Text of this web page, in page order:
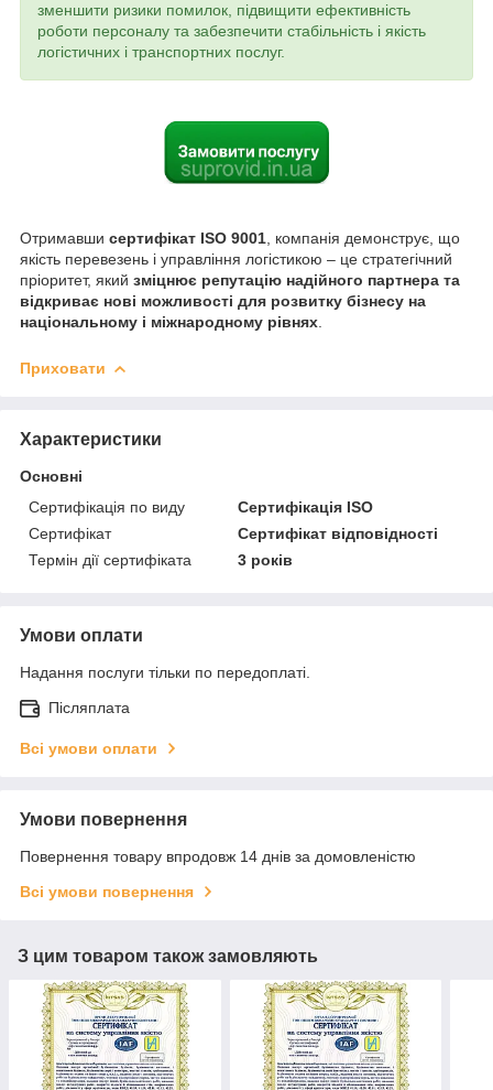
зменшити ризики помилок, підвищити ефективність
роботи персоналу та забезпечити стабільність і якість
логістичних і транспортних послуг.
Отримавши сертифікат ISO 9001 , компанія демонструє, що
якість перевезень і управління логістикою – це стратегічний
пріоритет, який зміцнює репутацію надійного партнера та
відкриває нові можливості для розвитку бізнесу на
національному і міжнародному рівнях
Приховати
Характеристики
Основні
Сертифікація по виду
Сертифікація ISO
Сертифікат
Сертифікат відповідності
Термін дії сертифіката
3 років
Умови оплати
Надання послуги тільки по передоплаті.
Післяплата
Всі умови оплати
Умови повернення
Повернення товару впродовж 14 днів за домовленістю
Всі умови повернення
З цим товаром також замовляють